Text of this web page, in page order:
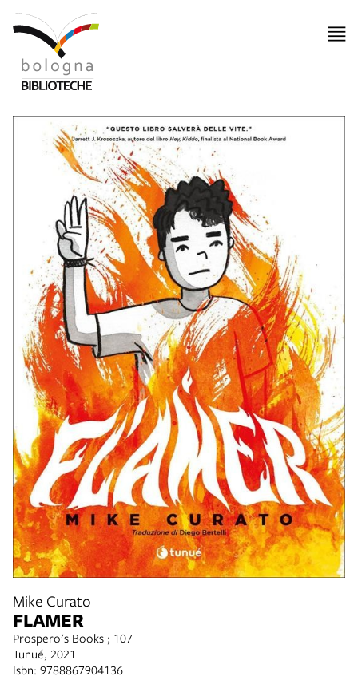
Mike Curato
FLAMER
Prospero's Books ; 107
Tunué, 2021
Isbn: 9788867904136